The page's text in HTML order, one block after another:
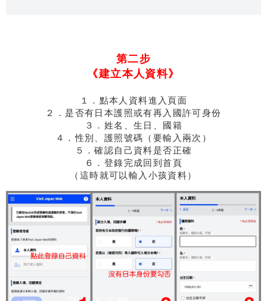
第二步
《建立本人資料》
１．點本人資料進入頁面
２．是否有日本護照或有再入國許可身份
３．姓名、生日、國籍
４．性別、護照號碼（要輸入兩次）
５．確認自己資料是否正確
６．登錄完成回到首頁
（這時就可以輸入小孩資料）